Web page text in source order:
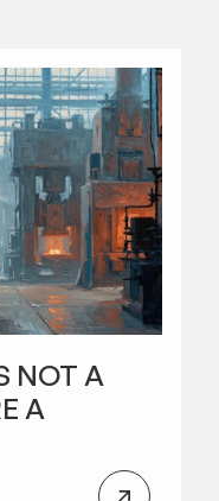
NOT A
A